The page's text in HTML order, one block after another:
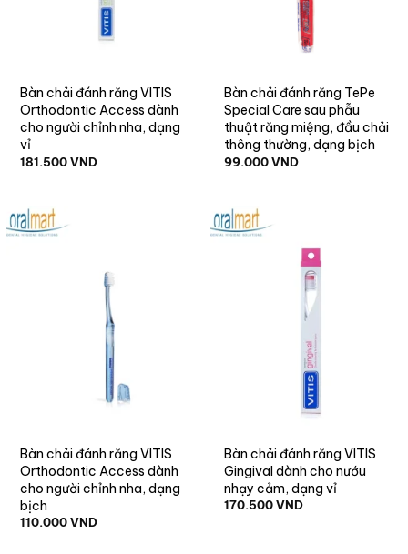
Bàn chải đánh răng VITIS
Orthodontic Access dành
cho người chỉnh nha, dạng
vỉ
181.500VND
Bàn chải đánh răng TePe
Special Care sau phẫu
thuật răng miệng, đầu chải
thông thường, dạng bịch
99.000VND
Bàn chải đánh răng VITIS
Orthodontic Access dành
cho người chỉnh nha, dạng
bịch
110.000VND
Bàn chải đánh răng VITIS
Gingival dành cho nướu
nhạy cảm, dạng vỉ
170.500VND